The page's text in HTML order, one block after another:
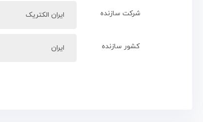
شرکت سازنده ایران الکتریک
کشور سازنده ایران